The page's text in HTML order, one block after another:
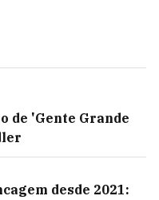
de 'Gente Grande
desde 2021: